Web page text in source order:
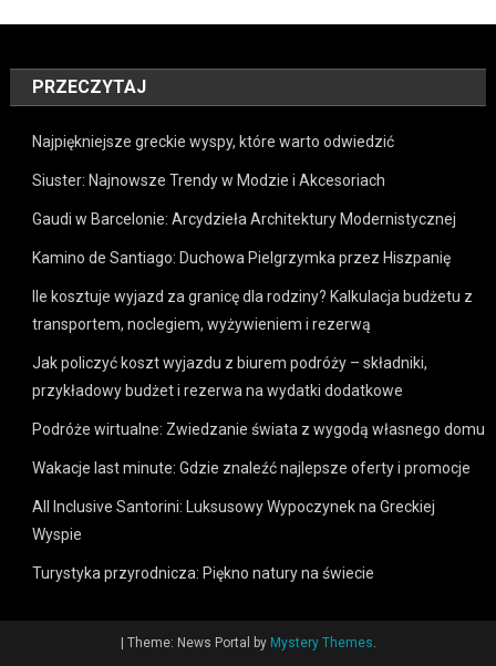
PRZECZYTAJ
Najpiękniejsze greckie wyspy, które warto odwiedzić
Siuster: Najnowsze Trendy w Modzie i Akcesoriach
Gaudi w Barcelonie: Arcydzieła Architektury Modernistycznej
Kamino de Santiago: Duchowa Pielgrzymka przez Hiszpanię
Ile kosztuje wyjazd za granicę dla rodziny? Kalkulacja budżetu z
transportem, noclegiem, wyżywieniem i rezerwą
Jak policzyć koszt wyjazdu z biurem podróży – składniki,
przykładowy budżet i rezerwa na wydatki dodatkowe
Podróże wirtualne: Zwiedzanie świata z wygodą własnego domu
Wakacje last minute: Gdzie znaleźć najlepsze oferty i promocje
All Inclusive Santorini: Luksusowy Wypoczynek na Greckiej
Wyspie
Turystyka przyrodnicza: Piękno natury na świecie
| Theme: News Portal by Mystery Themes